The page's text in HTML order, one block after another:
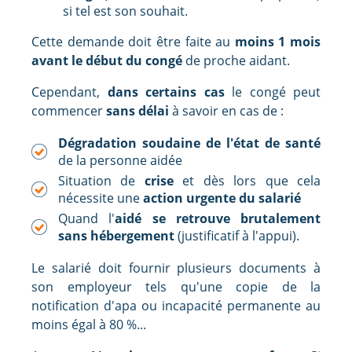
si tel est son souhait.
Cette demande doit être faite au moins 1 mois
avant le début du congé de proche aidant.
Cependant, dans certains casle congé peut
commencersans délai à savoir en cas de :
Dégradation soudaine de l'état de santé
de la personne aidée
Situation de crise et dès lors que cela
nécessite uneaction urgente du salarié
Quand l'aidé se retrouve brutalement
sans hébergement(justificatif à l'appui).
Le salarié doit fournir plusieurs documents à
son employeur tels qu'une copie de la
notification d'apa ou incapacité permanente au
moins égal à 80 %...